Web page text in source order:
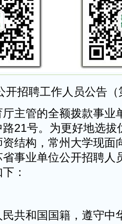
开招聘工作人员公告（
主管的全额拨款事业
21号。为更好地选拔
结构，常州大学现面
事业单位公开招聘人
：
民共和国国籍，遵守